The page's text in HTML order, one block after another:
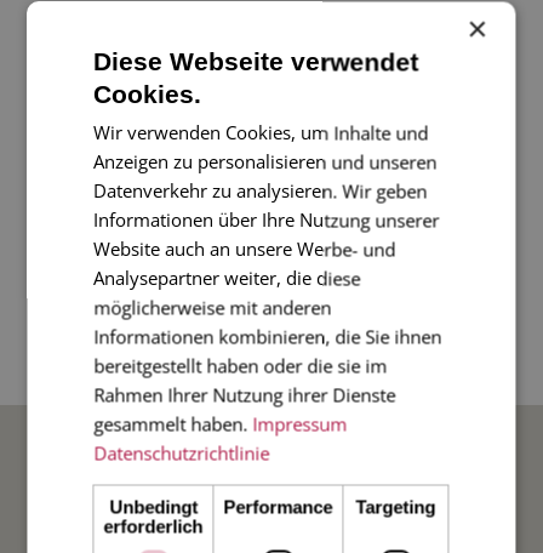
BELIEBTE ANLÄSSE
Hochzeit
×
Diese Webseite verwendet
Cookies.
Wir verwenden Cookies, um Inhalte und
Anzeigen zu personalisieren und unseren
Datenverkehr zu analysieren. Wir geben
Informationen über Ihre Nutzung unserer
Website auch an unsere Werbe- und
Analysepartner weiter, die diese
möglicherweise mit anderen
Informationen kombinieren, die Sie ihnen
bereitgestellt haben oder die sie im
Rahmen Ihrer Nutzung ihrer Dienste
gesammelt haben. Impressum
Datenschutzrichtlinie
Unbedingt
erforderlich
Performance Targeting